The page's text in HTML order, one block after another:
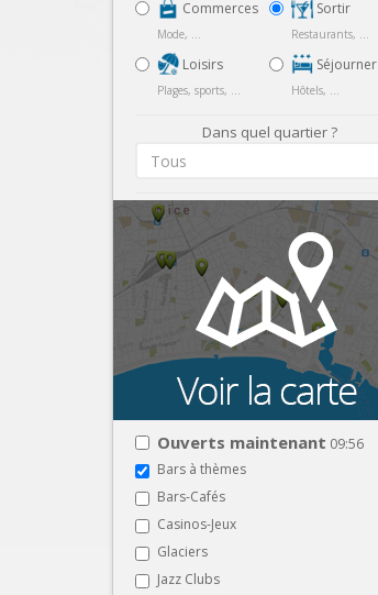
Commerces
Mode, ...
Loisirs
Plages, sports, ...
Sortir
Restaurants, ...
Séjourner
Hôtels, ...
Dans quel quartier ?
Tous
Ouverts maintenant 09:56
Bars à thèmes
Bars-Cafés
Casinos-Jeux
Glaciers
Jazz Clubs